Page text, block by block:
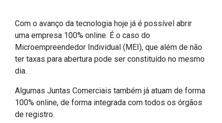
Com o avanço da tecnologia hoje já é possível abrir
uma empresa 100% online. É o caso do
Microempreendedor Individual (MEI), que além de não
ter taxas para abertura pode ser constituído no mesmo
dia.
Algumas Juntas Comerciais também já atuam de forma
100% online, de forma integrada com todos os órgãos
de registro.